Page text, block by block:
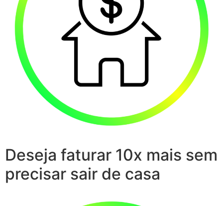
Deseja faturar 10x mais sem
precisar sair de casa